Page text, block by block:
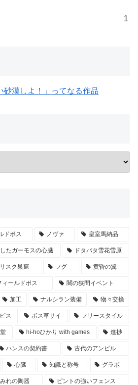
1
砂漠しよ！」ってなる作品
ドボス ノヴァ 皇室馬納品
たガーモスの心臓 ドタバタ雪花雪原
スク巣窟 フグ 黄昏の翼
ィールドボス 闇の狭間イベント
加工 ナルシラン装備 物々交換
ス ボス草サイ フリースタイル
hi-hoひかり with games 進捗
ハンスの契約書 古代のアンビル
心臓 知識と称号 グラボ
れの陶器 ピントの強いフェンス